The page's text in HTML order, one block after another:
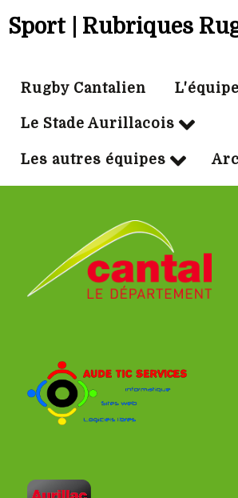
Sport | Rubriques
Rugby Cantalien
Le Stade Aurillacois
Les autres équipes